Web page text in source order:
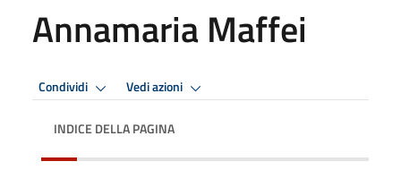
Annamaria Maffei
Condividi Vedi azioni
INDICE DELLA PAGINA